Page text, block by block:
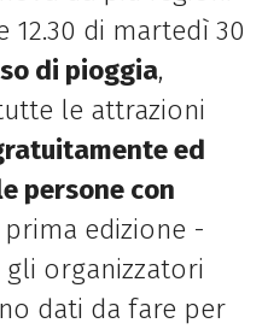
12.30 di martedì 30
di pioggia,
le attrazioni
ed
persone con
edizione -
organizzatori
dati da fare per